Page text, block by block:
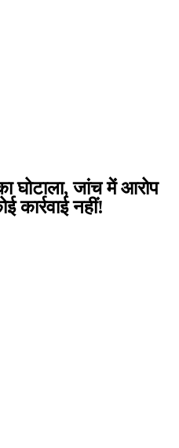
घोटाला, जांच में आरोप
नहीं!